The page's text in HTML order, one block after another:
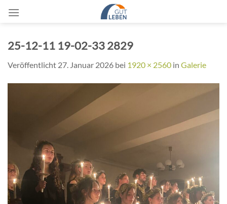
Inhalt
25-12-11 19-02-33 2829
Veröffentlicht 27. Januar 2026 bei 1920 × 2560 in Galerie